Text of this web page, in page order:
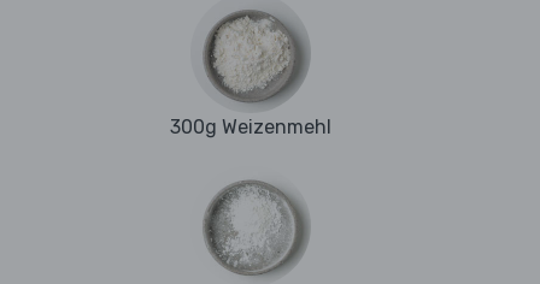
300g Weizenmehl